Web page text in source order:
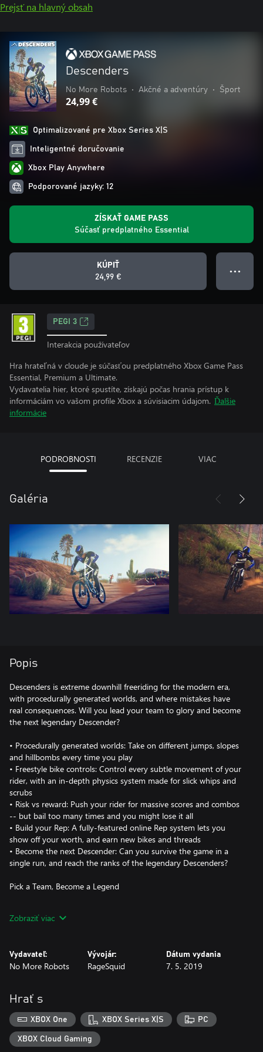
Prejsť na hlavný obsah
Descenders
No More Robots • Akčné a adventúry • Šport
24,99 €
Optimalizované pre Xbox Series X|S
Inteligentné doručovanie
Xbox Play Anywhere
Podporované jazyky: 12
ZÍSKAŤ GAME PASS
Súčasť predplatného Essential
KÚPIŤ
24,99 €
● ● ●
PEGI 3
Interakcia používateľov
Hra hrateľná v cloude je súčasťou predplatného Xbox Game Pass
Essential, Premium a Ultimate.
Vydavatelia hier, ktoré spustíte, získajú počas hrania prístup k
informáciám vo vašom profile Xbox a súvisiacim údajom. Ďalšie
informácie
PODROBNOSTI RECENZIE VIAC
Galéria
Popis
Descenders is extreme downhill freeriding for the modern era,
with procedurally generated worlds, and where mistakes have
real consequences. Will you lead your team to glory and become
the next legendary Descender?
• Procedurally generated worlds: Take on different jumps, slopes
and hillbombs every time you play
• Freestyle bike controls: Control every subtle movement of your
rider, with an in-depth physics system made for slick whips and
scrubs
• Risk vs reward: Push your rider for massive scores and combos
-- but bail too many times and you might lose it all
• Build your Rep: A fully-featured online Rep system lets you
show off your worth, and earn new bikes and threads
• Become the next Descender: Can you survive the game in a
single run, and reach the ranks of the legendary Descenders?
Pick a Team, Become a Legend
Enemy, Arboreal or Kinetic -- you'll be bound together with other
Grab your bike, pick your team, and attempt to live up to the
legend of your Descender. Will you join the die-hard, trick-frenzy
Arboreal, or the high-octane, speed-is-everything Team Kinetic?
• Wear your team's colors and apparel with pride, and receive
exclusive team gear
• Your Rep points go towards your team's total Rep, and
Zobraziť viac
Vydavateľ:
No More Robots
Vývojár:
RageSquid
Dátum vydania
7. 5. 2019
Hrať s
XBOX One XBOX Series X|S PC
XBOX Cloud Gaming